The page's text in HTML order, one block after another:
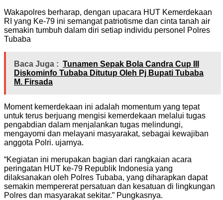
Wakapolres berharap, dengan upacara HUT Kemerdekaan
RI yang Ke-79 ini semangat patriotisme dan cinta tanah air
semakin tumbuh dalam diri setiap individu personel Polres
Tubaba
Baca Juga : Tunamen Sepak Bola Candra Cup III
Diskominfo Tubaba Ditutup Oleh Pj Bupati Tubaba
M. Firsada
Moment kemerdekaan ini adalah momentum yang tepat
untuk terus berjuang mengisi kemerdekaan melalui tugas
pengabdian dalam menjalankan tugas melindungi,
mengayomi dan melayani masyarakat, sebagai kewajiban
anggota Polri. ujarnya.
“Kegiatan ini merupakan bagian dari rangkaian acara
peringatan HUT ke-79 Republik Indonesia yang
dilaksanakan oleh Polres Tubaba, yang diharapkan dapat
semakin mempererat persatuan dan kesatuan di lingkungan
Polres dan masyarakat sekitar.” Pungkasnya.